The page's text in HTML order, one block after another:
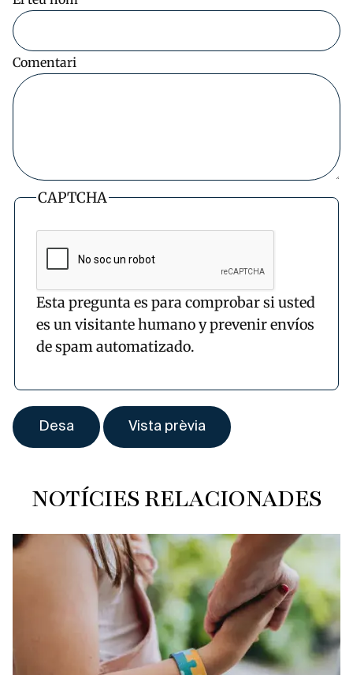
Comentari
CAPTCHA
Esta pregunta es para comprobar si usted
es un visitante humano y prevenir envíos
de spam automatizado.
NOTÍCIES RELACIONADES